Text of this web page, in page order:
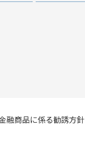
融商品に係る勧誘方針